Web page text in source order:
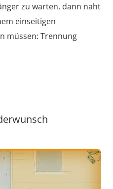
zu warten, dann naht
einseitigen
müssen: Trennung